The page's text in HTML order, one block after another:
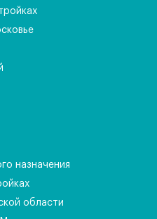
назначения
области